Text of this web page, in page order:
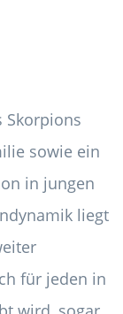
Skorpions
sowie ein
in jungen
liegt
für jeden in